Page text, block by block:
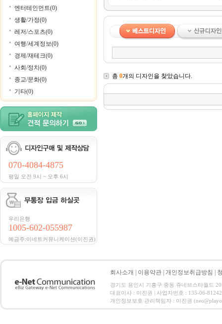
엔터테인먼트(0)
생활/가정(0)
레저/스포츠(0)
여행/세계정보(0)
경제/재테크(0)
사회/정치(0)
종교/문화(0)
기타(0)
070-4084-4875
평일 오전 9시 ~ 오후 6시
우리은행
1005-602-055987
예금주:이네트커뮤니케이션(이진권)
총 0개의 디자인을 찾았습니다.
회사소개 이용약관 개인정보취급방침
경기도 용인시 기흥구 중동 쥬네브스타월드
대표이사 : 이진권 | 사업자번호 : 135-06-
개인정보보호 관리책임자 : 이진권